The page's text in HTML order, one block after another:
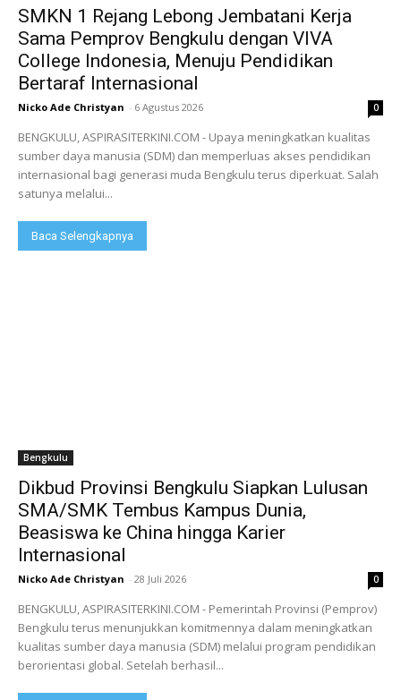
SMKN 1 Rejang Lebong Jembatani Kerja
Sama Pemprov Bengkulu dengan VIVA
College Indonesia, Menuju Pendidikan
Bertaraf Internasional
Nicko Ade Christyan - 6 Agustus 2026 0
BENGKULU, ASPIRASITERKINI.COM - Upaya meningkatkan kualitas
sumber daya manusia (SDM) dan memperluas akses pendidikan
internasional bagi generasi muda Bengkulu terus diperkuat. Salah
satunya melalui...
Baca Selengkapnya
Bengkulu
Dikbud Provinsi Bengkulu Siapkan Lulusan
SMA/SMK Tembus Kampus Dunia,
Beasiswa ke China hingga Karier
Internasional
Nicko Ade Christyan - 28 Juli 2026 0
BENGKULU, ASPIRASITERKINI.COM - Pemerintah Provinsi (Pemprov)
Bengkulu terus menunjukkan komitmennya dalam meningkatkan
kualitas sumber daya manusia (SDM) melalui program pendidikan
berorientasi global. Setelah berhasil...